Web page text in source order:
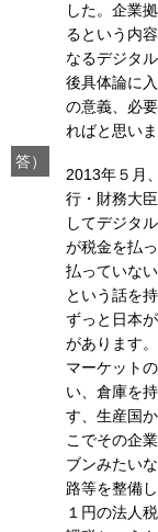
した。企業
るという内
なるデジタ
後具体論に
の意義、必
ればと思いま
答）
2013年５月
行・財務大
してデジタ
が税金を払
払っていな
という話を
ずっと日本
があります
マーケット
い、倉庫を
す、生産国
こでその企
ブンみたい
路等を整備
１円の法人